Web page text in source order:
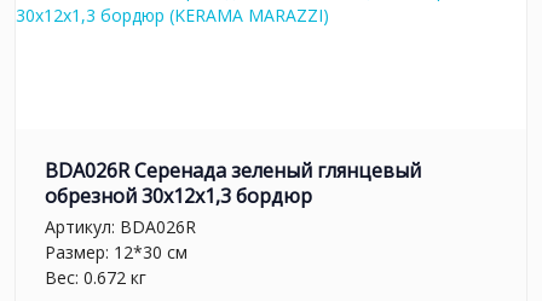
BDA026R Серенада зеленый глянцевый
обрезной 30x12x1,3 бордюр
Артикул: BDA026R
Размер: 12*30 см
Вес: 0.672 кг